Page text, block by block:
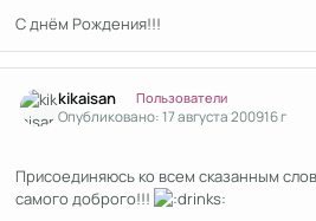
С днём Рождения!!!
kikaisan Пользователи
Опубликовано:17 августа 200916 г
Присоединяюсь ко всем сказанным
самого доброго!!!